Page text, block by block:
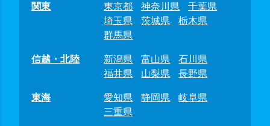
関東
東京都 神奈川県
千葉県
埼玉県
茨城県
栃木県
群馬県
信越・北陸
新潟県 富山県
石川県
福井県
山梨県
長野県
東海
愛知県 静岡県
岐阜県
三重県